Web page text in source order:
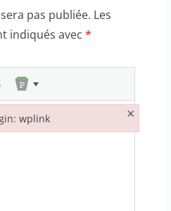
pas publiée. Les
indiqués avec *
wplink ×
wplink